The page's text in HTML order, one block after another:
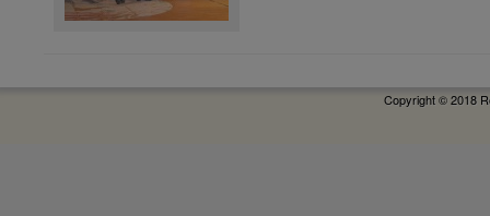
Copyright © 2018